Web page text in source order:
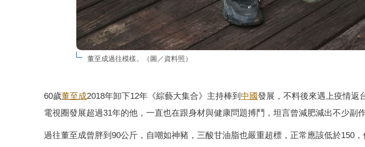
董至成過往模樣。（圖／資料照）
60歲董至成2018年卸下12年《綜藝大集合》主持棒到 中國發展，不料後來遇上疫情返
電視圈發展超過31年的他，一直也在跟身材與健康問題搏鬥，坦言曾減肥減出不少副作
過往董至成曾胖到90公斤，自嘲如神豬，三酸甘油脂也嚴重超標，正常應該低於150